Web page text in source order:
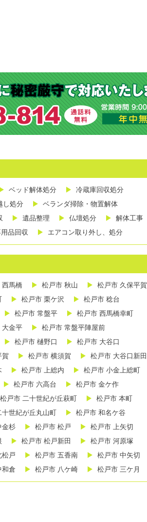
ベッド解体処分
冷蔵庫回収処分
し処分
ベランダ掃除・物置解体
遺品整理 仏壇処分
解体工事
品回収 エアコン取り外し、処分
西馬橋 松戸市 秋山
松戸市 久保平賀
松戸市 栗ケ沢
松戸市 稔台
松戸市 常盤平
松戸市 西馬橋幸町
大金平
松戸市 常盤平陣屋前
松戸市 樋野口
松戸市 大谷口
賀 松戸市 横須賀
松戸市 大谷口新田
松戸市 上総内
松戸市 小金上総町
松戸市 六高台
松戸市 金ケ作
松戸市 二十世紀が丘萩町
松戸市 本町
十世紀が丘丸山町
松戸市 和名ケ谷
金杉 松戸市 松戸
松戸市 上矢切
松戸市 松戸新田
松戸市 河原塚
松戸 松戸市 五香南
松戸市 中矢切
和倉 松戸市 八ケ崎 松戸市 三ケ月